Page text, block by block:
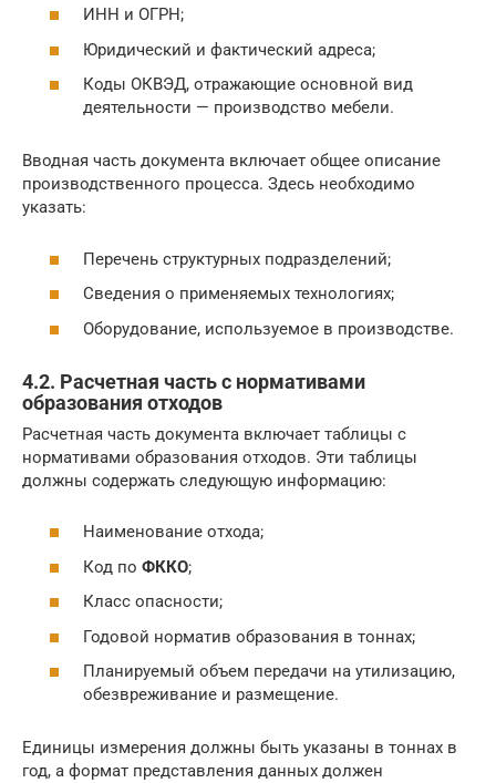
ИНН и ОГРН;
Юридический и фактический адреса;
Коды ОКВЭД, отражающие основной вид
деятельности — производство мебели.
Вводная часть документа включает общее описание
производственного процесса. Здесь необходимо
указать:
Перечень структурных подразделений;
Сведения о применяемых технологиях;
Оборудование, используемое в производстве.
4.2. Расчетная часть с нормативами
образования отходов
Расчетная часть документа включает таблицы с
нормативами образования отходов. Эти таблицы
должны содержать следующую информацию:
Наименование отхода;
Код по ФККО;
Класс опасности;
Годовой норматив образования в тоннах;
Планируемый объем передачи на утилизацию,
обезвреживание и размещение.
Единицы измерения должны быть указаны в тоннах в
год, а формат представления данных должен